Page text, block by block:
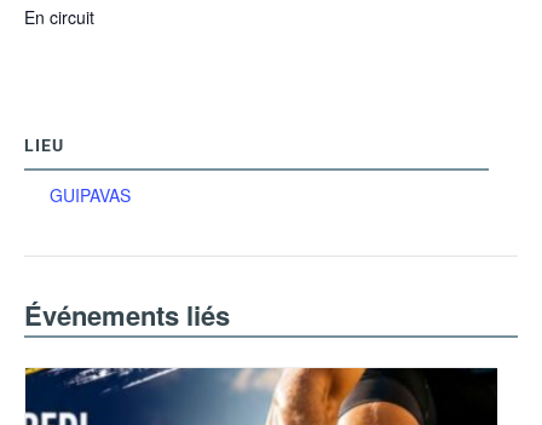
En circuit
LIEU
GUIPAVAS
Événements liés